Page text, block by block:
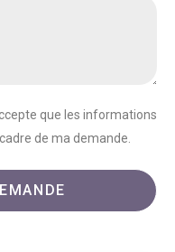
que les informations
de ma demande.